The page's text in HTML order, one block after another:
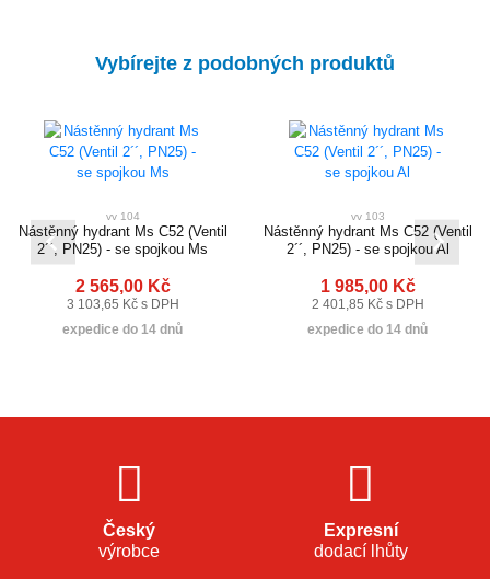
Vybírejte z podobných produktů
vv 104
Nástěnný hydrant Ms C52 (Ventil
2´´, PN25) - se spojkou Ms
2 565,00 Kč
3 103,65 Kč s DPH
expedice do 14 dnů
vv 103
Nástěnný hydrant Ms C52 (Ventil
2´´, PN25) - se spojkou Al
1 985,00 Kč
2 401,85 Kč s DPH
expedice do 14 dnů
Český
výrobce
Expresní
dodací lhůty